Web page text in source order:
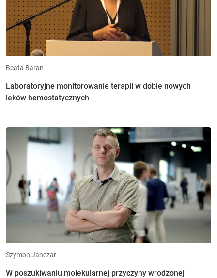
Beata Baran
Laboratoryjne monitorowanie terapii w dobie nowych
leków hemostatycznych
Szymon Janczar
W poszukiwaniu molekularnej przyczyny wrodzonej